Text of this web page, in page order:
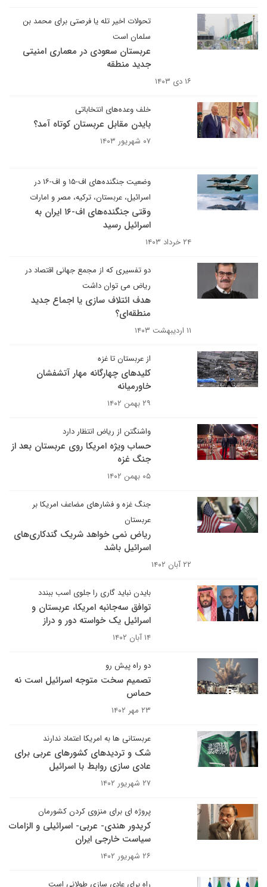
تحولات اخیر تله یا فرصتی برای محمد بن
سلمان است
عربستان سعودی در معماری امنیتی
جدید منطقه
۱۶ دی ۱۴۰۳
خلف وعده‌های انتخاباتی
بایدن مقابل عربستان کوتاه آمد؟
۰۷ شهریور ۱۴۰۳
وضعیت جنگنده‌های اف-۱۵ و اف-۱۶ در
اسرائیل، عربستان، ترکیه، مصر و امارات
وقتی جنگنده‌های اف-۱۶ ایران به
اسرائیل رسید
۲۴ خرداد ۱۴۰۳
دو تفسیری که از مجمع جهانی اقتصاد در
ریاض می توان داشت
هدف ائتلاف‌ سازی یا اجماع جدید
منطقه‌ای؟
۱۱ اردیبهشت ۱۴۰۳
از عربستان تا غزه
کلیدهای چهارگانه مهار آتشفشان
خاورمیانه
۲۹ بهمن ۱۴۰۲
واشنگتن از ریاض انتظار دارد
حساب ویژه امریکا روی عربستان بعد از
جنگ غزه
۰۵ بهمن ۱۴۰۲
جنگ غزه و فشارهای مضاعف امریکا بر
عربستان
ریاض نمی خواهد شریک گندکاری‌های
اسرائیل باشد
۲۲ آبان ۱۴۰۲
بایدن نباید گاری را جلوی اسب ببندد
توافق سه‌جانبه امریکا، عربستان و
اسرائیل یک خواسته دور و دراز
۱۴ آبان ۱۴۰۲
دو راه پیش رو
تصمیم سخت متوجه اسرائیل است نه
حماس
۲۳ مهر ۱۴۰۲
عربستانی ها به امریکا اعتماد ندارند
شک و تردیدهای کشورهای عربی برای
عادی سازی روابط با اسرائیل
۲۷ شهریور ۱۴۰۲
پروژه ای برای منزوی کردن کشورمان
کریدور هندی- عربی- اسرائیلی و الزامات
سیاست خارجی ایران
۲۶ شهریور ۱۴۰۲
راه برای عادی سازی طولانی است